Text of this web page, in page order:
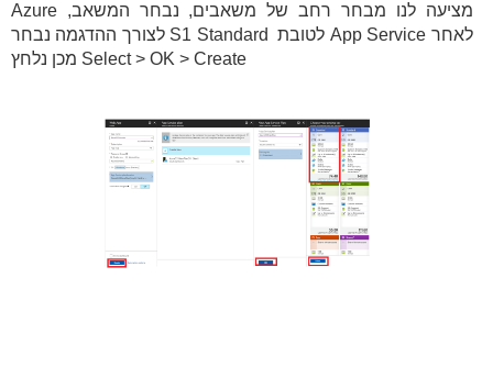
Azure מציעה לנו מבחר רחב של משאבים, נבחר המשאב,
לצורך ההדגמה נבחר S1 Standard לטובת App Service לאחר
מכן נלחץ Select > OK > Create